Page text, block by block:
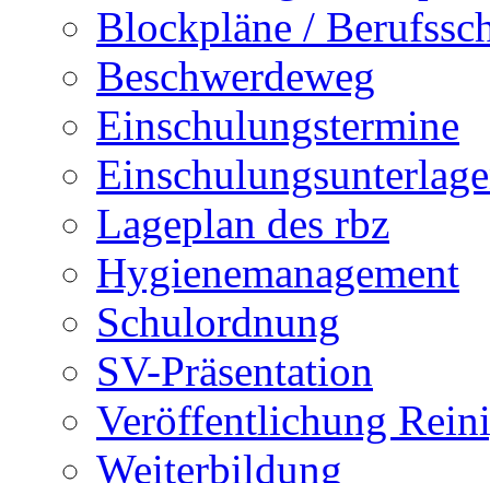
Blockpläne /
Beschwerdeweg
Einschulungstermine
Lageplan des rbz
Hygienemanagement
Schulordnung
SV-Präsentation
Veröffentlichung
Weiterbildung